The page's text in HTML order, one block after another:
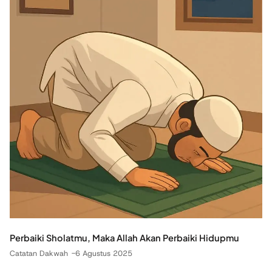
Perbaiki Sholatmu, Maka Allah Akan Perbaiki Hidupmu
Catatan Dakwah 6 Agustus 2025